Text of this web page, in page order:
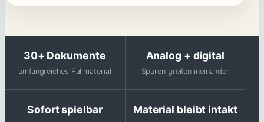
30+ Dokumente
umfangreiches Fallmaterial
Analog + digital
Spuren greifen ineinander
Sofort spielbar Material bleibt intakt